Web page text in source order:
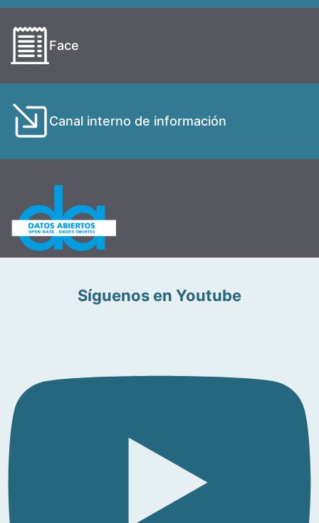
Face
Canal interno de información
Síguenos en Youtube